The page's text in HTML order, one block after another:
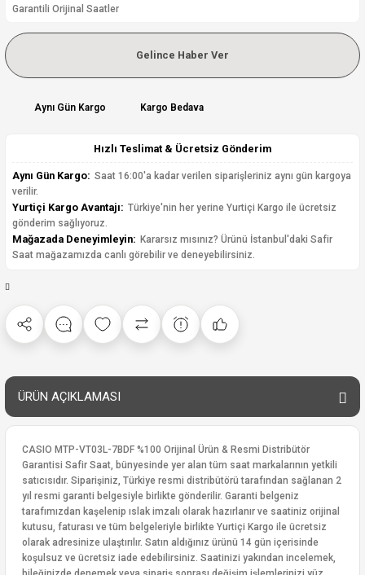
Garantili Orijinal Saatler
Gelince Haber Ver
Aynı Gün Kargo Kargo Bedava
Hızlı Teslimat & Ücretsiz Gönderim
Aynı Gün Kargo: Saat 16:00'a kadar verilen siparişleriniz aynı gün kargoya
verilir.
Yurtiçi Kargo Avantajı: Türkiye'nin her yerine Yurtiçi Kargo ile ücretsiz
gönderim sağlıyoruz.
Mağazada Deneyimleyin: Kararsız mısınız? Ürünü İstanbul'daki Safir
Saat mağazamızda canlı görebilir ve deneyebilirsiniz.
ÜRÜN AÇIKLAMASI
CASIO MTP-VT03L-7BDF %100 Orijinal Ürün & Resmi Distribütör
Garantisi Safir Saat, bünyesinde yer alan tüm saat markalarının yetkili
satıcısıdır. Siparişiniz, Türkiye resmi distribütörü tarafından sağlanan 2
yıl resmi garanti belgesiyle birlikte gönderilir. Garanti belgeniz
tarafımızdan kaşelenip ıslak imzalı olarak hazırlanır ve saatiniz orijinal
kutusu, faturası ve tüm belgeleriyle birlikte Yurtiçi Kargo ile ücretsiz
olarak adresinize ulaştırılır. Satın aldığınız ürünü 14 gün içerisinde
koşulsuz ve ücretsiz iade edebilirsiniz. Saatinizi yakından incelemek,